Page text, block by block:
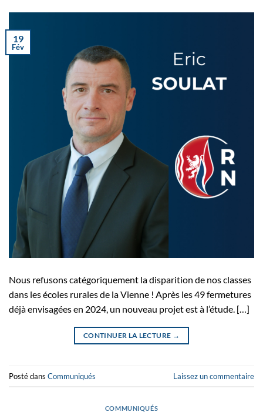
19
Fév
Nous refusons catégoriquement la disparition de nos classes
dans les écoles rurales de la Vienne ! Après les 49 fermetures
déjà envisagées en 2024, un nouveau projet est à l’étude. […]
CONTINUER LA LECTURE →
Posté dans Communiqués Laissez un commentaire
COMMUNIQUÉS